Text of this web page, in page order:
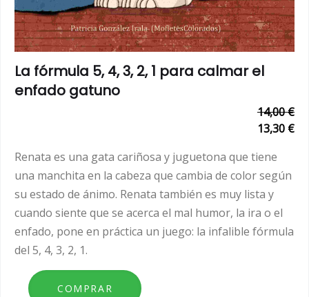
La fórmula 5, 4, 3, 2, 1 para calmar el
enfado gatuno
14,00 €
13,30 €
Renata es una gata cariñosa y juguetona que tiene
una manchita en la cabeza que cambia de color según
su estado de ánimo. Renata también es muy lista y
cuando siente que se acerca el mal humor, la ira o el
enfado, pone en práctica un juego: la infalible fórmula
del 5, 4, 3, 2, 1.